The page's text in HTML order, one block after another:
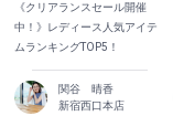
《クリアランスセール開催
中！》レディース人気アイテ
ムランキングTOP5！
関谷 晴香
新宿西口本店